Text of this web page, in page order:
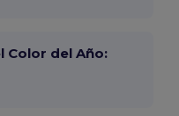
Color del Año: